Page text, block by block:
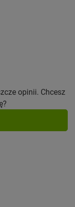
opinii. Chcesz